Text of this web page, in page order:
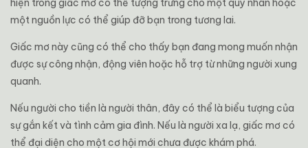
hiện trong giấc mơ có thể tượng trưng cho một quý nhân hoặc
một nguồn lực có thể giúp đỡ bạn trong tương lai.
Giấc mơ này cũng có thể cho thấy bạn đang mong muốn nhận
được sự công nhận, động viên hoặc hỗ trợ từ những người xung
quanh.
Nếu người cho tiền là người thân, đây có thể là biểu tượng của
sự gắn kết và tình cảm gia đình. Nếu là người xa lạ, giấc mơ có
thể đại diện cho một cơ hội mới chưa được khám phá.